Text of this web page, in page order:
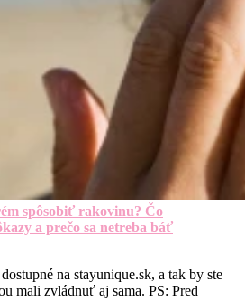
spôsobiť rakovinu? Čo
a prečo sa netreba báť
na stayunique.sk, a tak by ste
mali zvládnuť aj sama. PS: Pred